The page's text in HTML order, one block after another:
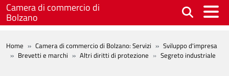
Salta al contenuto principale
Camera di commercio di
Bolzano
BREADCRUMB
Home Camera di commercio di Bolzano: Servizi
Sviluppo d'impresa
Brevetti e marchi
Altri diritti di protezione Segreto industriale